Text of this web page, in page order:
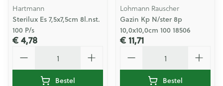
Hartmann
Sterilux Es 7,5x7,5cm 8l.nst.
100 P/s
€ 4,78
Bestel
Lohmann Rauscher
Gazin Kp N/ster 8p
10,0x10,0cm 100 18506
€ 11,71
Bestel